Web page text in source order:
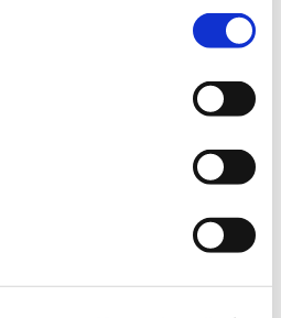
della nostra policy in
2016 (GDPR) al seguente link